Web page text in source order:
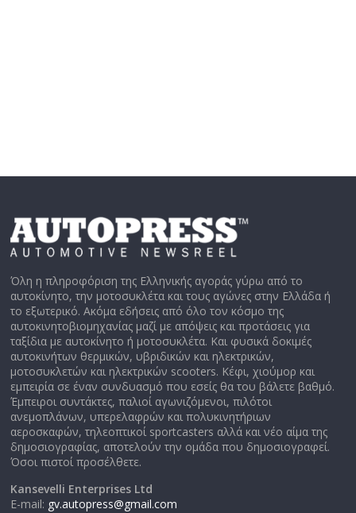
Όλη η πληροφόριση της Ελληνικής αγοράς γύρω από το
αυτοκίνητο, την μοτοσυκλέτα και τους αγώνες στην Ελλάδα ή
το εξωτερικό. Ακόμα εδήσεις από όλο τον κόσμο της
αυτοκινητοβιομηχανίας μαζί με απόψεις και προτάσεις για
ταξίδια με αυτοκίνητο ή μοτοσυκλέτα. Και φυσικά δοκιμές
αυτοκινήτων θερμικών, υβριδικών και ηλεκτρικών,
μοτοσυκλετών και ηλεκτρικών scooters. Κέφι, χιούμορ και
εμπειρία σε έναν συνδυασμό που εσείς θα του βάλετε βαθμό.
Έμπειροι συντάκτες, παλιοί αγωνιζόμενοι, πιλότοι
ανεμοπλάνων, υπερελαφρών και πολυκινητήριων
αεροσκαφών, τηλεοπτικοί sportcasters αλλά και νέο αίμα της
δημοσιογραφίας, αποτελούν την ομάδα που δημοσιογραφεί.
Όσοι πιστοί προσέλθετε.
Kansevelli Enterprises Ltd
E-mail: gv.autopress@gmail.com